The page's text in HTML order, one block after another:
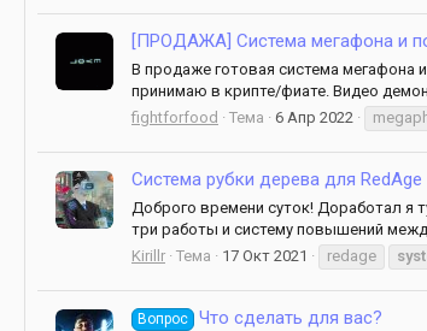
[ПРОДАЖА] Система мегафона и
В продаже готовая система мегафона
принимаю в крипте/фиате. Видео
fightforfood
Тема 6 Апр 2022
Система рубки дерева для
Доброго времени суток! Доработал я
три работы и систему повышений
Kirillr Тема 17 Окт 2021 redage
Вопрос Что сделать для вас?